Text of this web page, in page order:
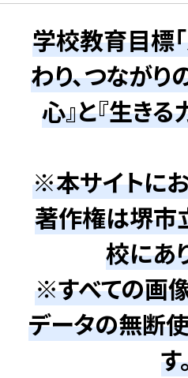
学校教育目標
わり、つながり
心』と『生きる
※本サイトに
著作権は堺市
校にあ
※すべての画
データの無断
す